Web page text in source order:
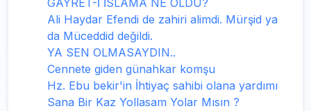
GAYRET-İ İSLÂMA NE OLDU?
Ali Haydar Efendi de zahiri alimdi. Mürşid ya
da Müceddid değildi.
YA SEN OLMASAYDIN..
Cennete giden günahkar komşu
Hz. Ebu bekir'in İhtiyaç sahibi olana yardımı
Sana Bir Kaz Yollasam Yolar Mısın ?